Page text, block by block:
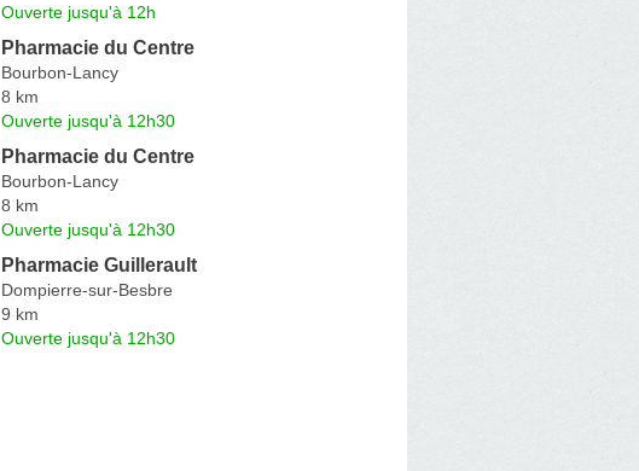
Ouverte jusqu'à 12h
Pharmacie du Centre
Bourbon-Lancy
8 km
Ouverte jusqu'à 12h30
Pharmacie du Centre
Bourbon-Lancy
8 km
Ouverte jusqu'à 12h30
Pharmacie Guillerault
Dompierre-sur-Besbre
9 km
Ouverte jusqu'à 12h30